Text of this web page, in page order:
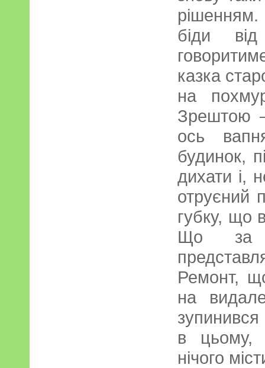
біди
казка
на
Зрештою
ось
будинок,
дихати і,
отруєний
губку, що
Що за
Ремонт,
на
в цьому,
нічого